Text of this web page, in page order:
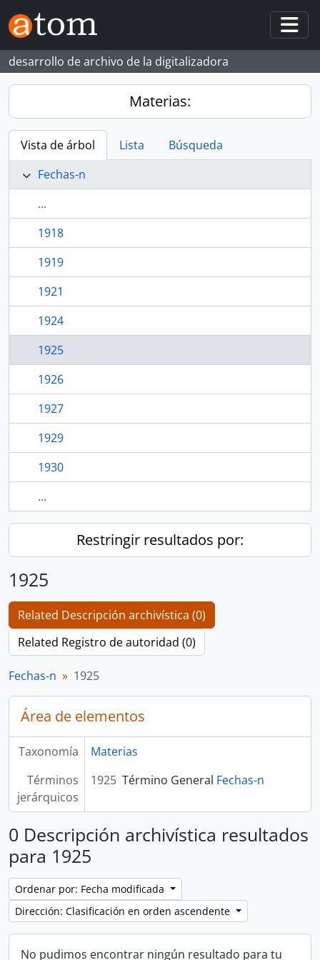
Skip to main content
desarrollo de archivo de la digitalizadora
Materias:
Vista de árbol Lista
Búsqueda
Fechas-n
...
1918
1919
1921
1924
1925
1926
1927
1929
1930
...
Restringir resultados por:
1925
Related Descripción archivística (0)
Related Registro de autoridad (0)
Fechas-n 1925
Área de elementos
Taxonomía
Materias
Términos
jerárquicos
1925 Término General Fechas-n
0 Descripción archivística resultados
para 1925
Ordenar por: Fecha modificada
Dirección: Clasificación en orden ascendente
No pudimos encontrar ningún resultado para tu